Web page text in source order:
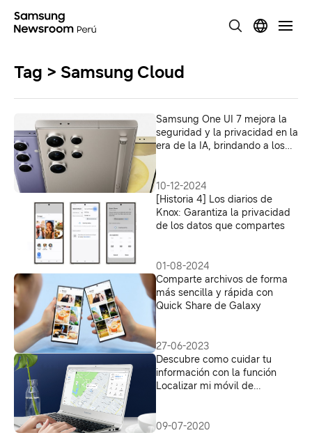
Tag > Samsung Cloud
Samsung One UI 7 mejora la
seguridad y la privacidad en la
era de la IA, brindando a los
10-12-2024
[Historia 4] Los diarios de
Knox: Garantiza la privacidad
de los datos que compartes
01-08-2024
Comparte archivos de forma
más sencilla y rápida con
Quick Share de Galaxy
27-06-2023
Descubre como cuidar tu
información con la función
Localizar mi móvil de
09-07-2020